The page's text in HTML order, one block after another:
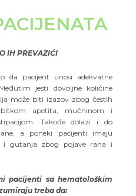
IH PREVAZIĆI
da pacijent unosi adekvatne
jesti dovoljne količine
može biti izazov zbog čestih
apetita, mučninom i
Takođe dolazi i do
a poneki pacijenti imaju
i gutanja zbog pojave rana i
pacijenti sa hematološkim
treba da: